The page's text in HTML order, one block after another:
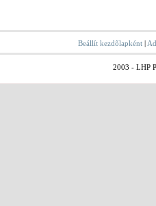
Beállít kezdőlapként |
2003 - LHP